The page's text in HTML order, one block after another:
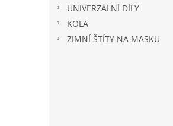
UNIVERZÁLNÍ DÍLY
KOLA
ZIMNÍ ŠTÍTY NA MASKU